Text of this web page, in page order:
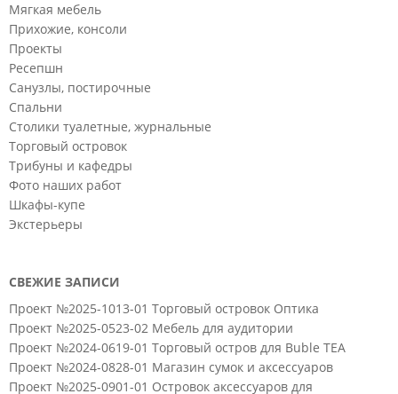
Мягкая мебель
Прихожие, консоли
Проекты
Ресепшн
Санузлы, постирочные
Спальни
Столики туалетные, журнальные
Торговый островок
Трибуны и кафедры
Фото наших работ
Шкафы-купе
Экстерьеры
СВЕЖИЕ ЗАПИСИ
Проект №2025-1013-01 Торговый островок Оптика
Проект №2025-0523-02 Мебель для аудитории
Проект №2024-0619-01 Торговый остров для Buble TEA
Проект №2024-0828-01 Магазин сумок и аксессуаров
Проект №2025-0901-01 Островок аксессуаров для